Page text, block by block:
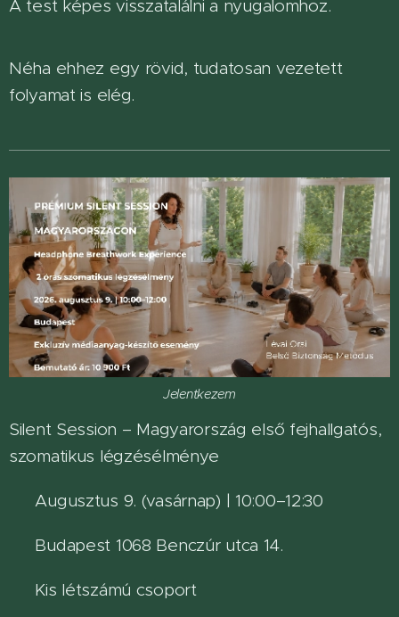
A test képes visszatalálni a nyugalomhoz.
Néha ehhez egy rövid, tudatosan vezetett
folyamat is elég.
Jelentkezem
Silent Session – Magyarország első fejhallgatós,
szomatikus légzésélménye
📅 Augusztus 9. (vasárnap) | 10:00–12:30
📍 Budapest 1068 Benczúr utca 14.
👥 Kis létszámú csoport